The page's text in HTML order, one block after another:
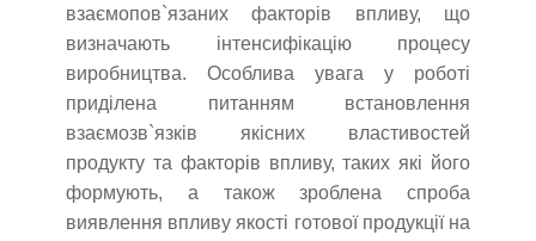
взаємопов`язаних факторів впливу, що
визначають інтенсифікацію процесу
виробництва. Особлива увага у роботі
приділена питанням встановлення
взаємозв`язків якісних властивостей
продукту та факторів впливу, таких які його
формують, а також зроблена спроба
виявлення впливу якості готової продукції на